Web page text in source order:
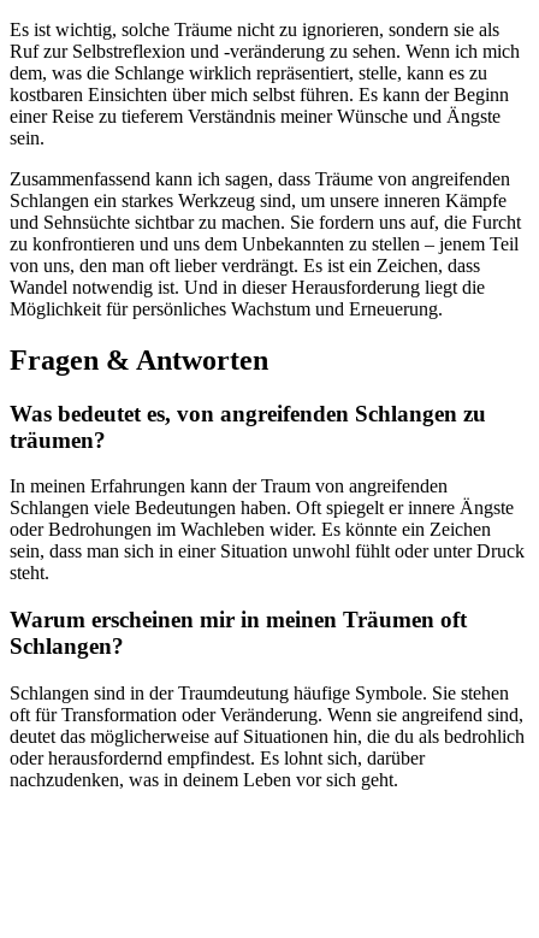
Es⁢ ist wichtig, solche Träume ​nicht zu ignorieren, sondern sie ⁤als
Ruf zur Selbstreflexion und -veränderung zu sehen. Wenn ich mich⁣
dem, was die⁣ Schlange wirklich repräsentiert, stelle, ⁣kann es ​zu
kostbaren Einsichten ⁤über mich​ selbst⁤ führen. ⁤Es kann der Beginn‌
einer Reise zu tieferem Verständnis meiner Wünsche und ‍Ängste
sein.
Zusammenfassend kann ‍ich sagen,⁢ dass Träume von angreifenden
⁣Schlangen ein starkes​ Werkzeug⁤ sind, um‌ unsere⁤ inneren⁣ Kämpfe
⁣und ‍Sehnsüchte sichtbar zu machen. Sie fordern uns auf, die Furcht⁣
zu konfrontieren und uns dem Unbekannten zu stellen ‌– jenem ‌Teil
von uns, den man ⁢oft lieber verdrängt. Es ist ‌ein Zeichen, dass
Wandel notwendig​ ist. Und in dieser⁢ Herausforderung liegt die
Möglichkeit für persönliches Wachstum und Erneuerung.
Fragen & Antworten
Was⁢ bedeutet es, von⁣ angreifenden Schlangen zu
träumen?
In⁣ meinen Erfahrungen⁢ kann‌ der Traum von angreifenden
Schlangen ⁤viele Bedeutungen‌ haben.​ Oft spiegelt er⁣ innere Ängste
oder Bedrohungen im ⁤Wachleben wider.​ Es könnte⁤ ein ⁢Zeichen ​
sein, dass man‍ sich in einer Situation unwohl fühlt oder unter Druck
steht.
Warum⁣ erscheinen mir‌ in⁢ meinen Träumen ‌oft
Schlangen?
Schlangen sind ⁣in der ⁤Traumdeutung häufige Symbole. Sie stehen
oft für Transformation oder Veränderung. Wenn sie angreifend sind,
deutet das möglicherweise⁢ auf Situationen hin, die du als bedrohlich⁢
oder herausfordernd empfindest. Es‌ lohnt sich, darüber‌
nachzudenken,⁣ was in​ deinem Leben​ vor sich geht.